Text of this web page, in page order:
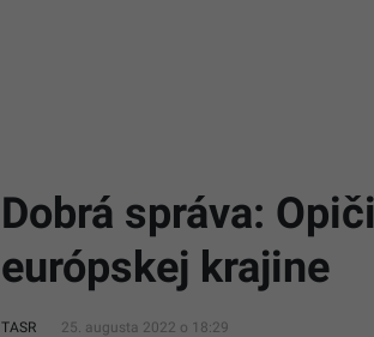
Dobrá správa:
európskej krajine
TASR 25. augusta 2022 o 18:29